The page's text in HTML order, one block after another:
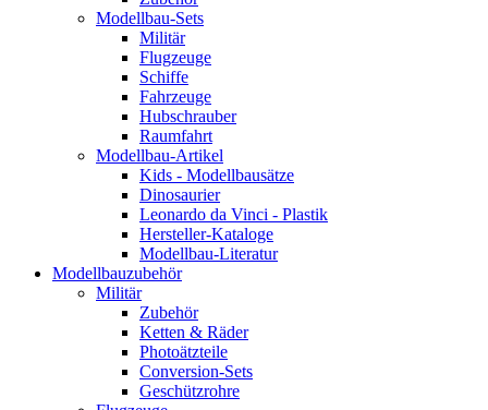
Modellbau-Sets
Militär
Flugzeuge
Schiffe
Fahrzeuge
Hubschrauber
Raumfahrt
Modellbau-Artikel
Kids - Modellbausätze
Dinosaurier
Leonardo da Vinci - Plastik
Hersteller-Kataloge
Modellbau-Literatur
Modellbauzubehör
Militär
Zubehör
Ketten & Räder
Photoätzteile
Conversion-Sets
Geschützrohre